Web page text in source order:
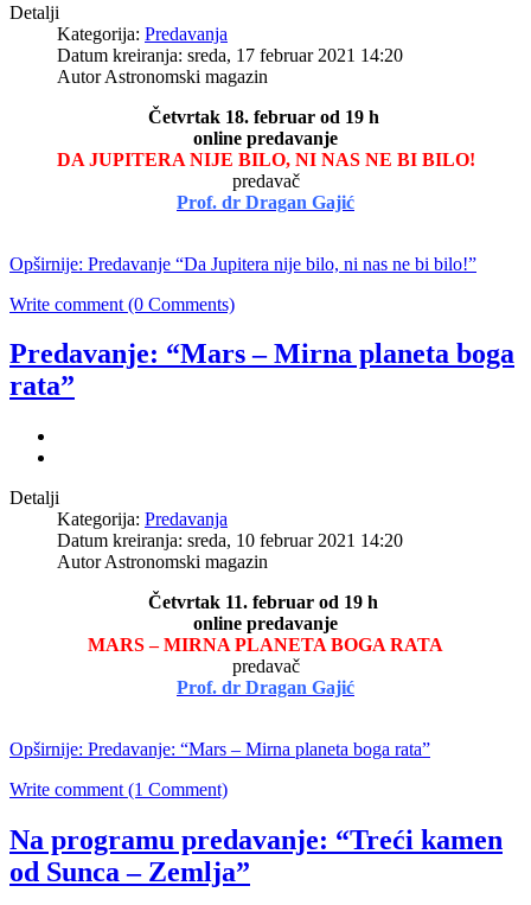
Detalji
Kategorija: Predavanja
Datum kreiranja: sreda, 17 februar 2021 14:20
Autor Astronomski magazin
Četvrtak 18. februar od 19 h
online predavanje
DA JUPITERA NIJE BILO, NI NAS NE BI BILO!
predavač
Prof. dr Dragan Gajić
Opširnije: Predavanje “Da Jupitera nije bilo, ni nas ne bi bilo!”
Write comment (0 Comments)
Predavanje: “Mars – Mirna planeta boga
rata”
Detalji
Kategorija: Predavanja
Datum kreiranja: sreda, 10 februar 2021 14:20
Autor Astronomski magazin
Četvrtak 11. februar od 19 h
online predavanje
MARS – MIRNA PLANETA BOGA RATA
predavač
Prof. dr Dragan Gajić
Opširnije: Predavanje: “Mars – Mirna planeta boga rata”
Write comment (1 Comment)
Na programu predavanje: “Treći kamen
od Sunca – Zemlja”